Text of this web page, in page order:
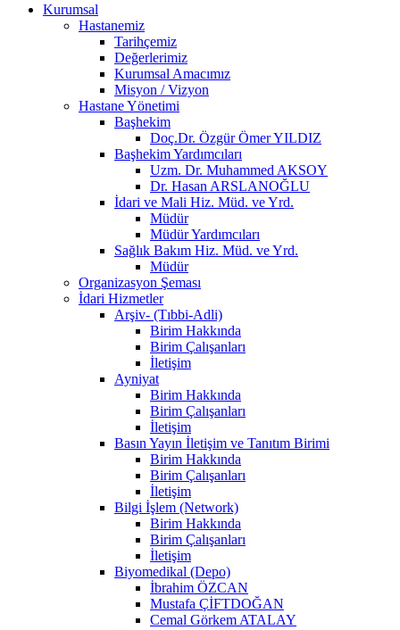
Kurumsal
Hastanemiz
Tarihçemiz
Değerlerimiz
Kurumsal Amacımız
Misyon / Vizyon
Hastane Yönetimi
Başhekim
Doç.Dr. Özgür Ömer YILDIZ
Başhekim Yardımcıları
Uzm. Dr. Muhammed AKSOY
Dr. Hasan ARSLANOĞLU
İdari ve Mali Hiz. Müd. ve Yrd.
Müdür
Müdür Yardımcıları
Sağlık Bakım Hiz. Müd. ve Yrd.
Müdür
Organizasyon Şeması
İdari Hizmetler
Arşiv- (Tıbbi-Adli)
Birim Hakkında
Birim Çalışanları
İletişim
Ayniyat
Birim Hakkında
Birim Çalışanları
İletişim
Basın Yayın İletişim ve Tanıtım Birimi
Birim Hakkında
Birim Çalışanları
İletişim
Bilgi İşlem (Network)
Birim Hakkında
Birim Çalışanları
İletişim
Biyomedikal (Depo)
İbrahim ÖZCAN
Mustafa ÇİFTDOĞAN
Cemal Görkem ATALAY